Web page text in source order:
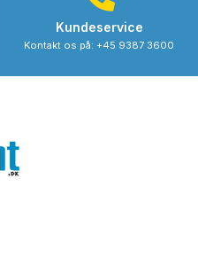
Kundeservice
Kontakt os på: +45 9387 3600